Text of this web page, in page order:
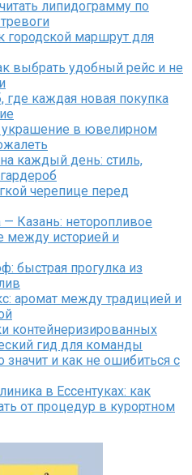
липидограмму по
городской маршрут для
выбрать удобный рейс и не
где каждая новая покупка
украшение в ювелирном
каждый день: стиль,
черепице перед
Казань: неторопливое
между историей и
быстрая прогулка из
аромат между традицией и
контейнеризированных
гид для команды
значит и как не ошибиться с
в Ессентуках: как
от процедур в курортном